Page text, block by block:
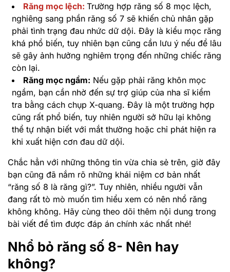
Răng mọc lệch: Trường hợp răng số 8 mọc lệch,
nghiêng sang phần răng số 7 sẽ khiến chủ nhân gặp
phải tình trạng đau nhức dữ dội. Đây là kiểu mọc răng
khá phổ biến, tuy nhiên bạn cũng cần lưu ý nếu để lâu
sẽ gây ảnh hưởng nghiêm trọng đến những chiếc răng
còn lại.
Răng mọc ngầm: Nếu gặp phải răng khôn mọc
ngầm, bạn cần nhờ đến sự trợ giúp của nha sĩ kiểm
tra bằng cách chụp X-quang. Đây là một trường hợp
cũng rất phổ biến, tuy nhiên người sở hữu lại không
thể tự nhận biết với mắt thường hoặc chỉ phát hiện ra
khi xuất hiện cơn đau dữ dội.
Chắc hẳn với những thông tin vừa chia sẻ trên, giờ đây
bạn cũng đã nắm rõ những khái niệm cơ bản nhất
“răng số 8 là răng gì?”. Tuy nhiên, nhiều người vẫn
đang rất tò mò muốn tìm hiểu xem có nên nhổ răng
không không. Hãy cùng theo dõi thêm nội dung trong
bài viết để tìm được đáp án chính xác nhất nhé!
Nhổ bỏ răng số 8- Nên hay
không?